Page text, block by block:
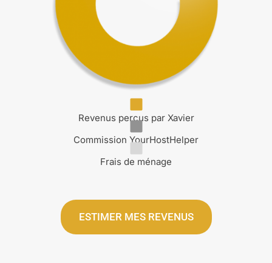
Revenus perçus par Xavier
Commission YourHostHelper
Frais de ménage
ESTIMER MES REVENUS